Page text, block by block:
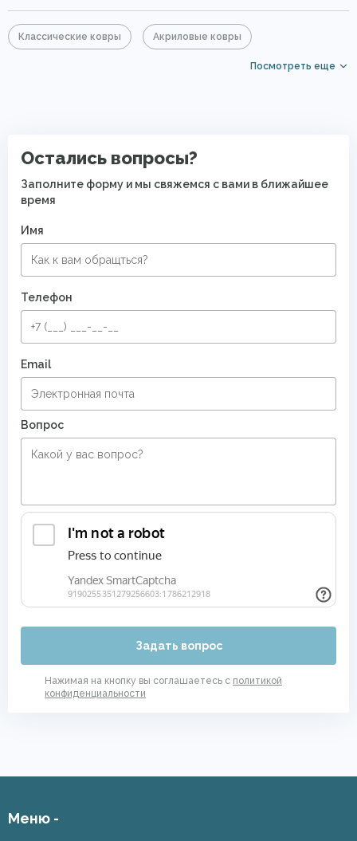
Классические ковры Акриловые ковры
Серые ковры
Ковры с восточным орнаментом
Посмотреть еще
Остались вопросы?
Заполните форму и мы свяжемся с вами в ближайшее
время
Имя
Телефон
Email
Вопрос
Задать вопрос
Нажимая на кнопку вы соглашаетесь с политикой
конфиденциальности
Меню -